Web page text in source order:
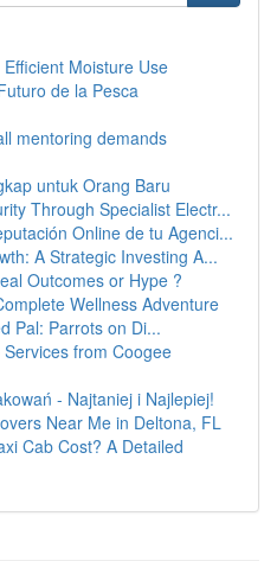
Moisture Use
de la Pesca
mentoring demands
untuk Orang Baru
Through Specialist Electr...
Online de tu Agenci...
A Strategic Investing A...
Outcomes or Hype ?
Wellness Adventure
Pal: Parrots on Di...
from Coogee
- Najtaniej i Najlepiej!
Near Me in Deltona, FL
Cab Cost? A Detailed